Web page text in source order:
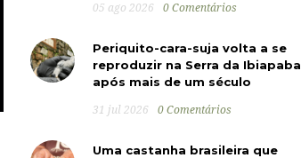
05 ago 2026 0 Comentários
Periquito-cara-suja volta a se
reproduzir na Serra da Ibiapaba
após mais de um século
31 jul 2026 0 Comentários
Uma castanha brasileira que